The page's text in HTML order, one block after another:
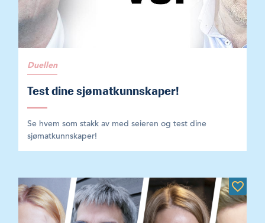
Duellen
Test dine sjømatkunnskaper!
Se hvem som stakk av med seieren og test dine
sjømatkunnskaper!